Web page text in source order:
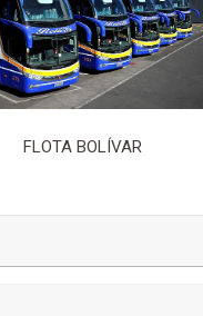
FLOTA BOLÍVAR